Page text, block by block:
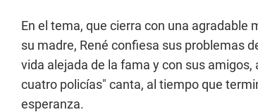
En el tema, que cierra con una agradable
su madre, René confiesa sus problemas
vida alejada de la fama y con sus
cuatro policías" canta, al tiempo que
esperanza.